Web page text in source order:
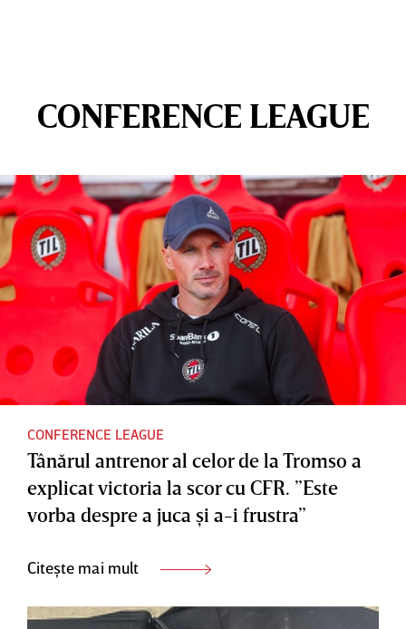
CONFERENCE LEAGUE
CONFERENCE LEAGUE
Tânărul antrenor al celor de la Tromso a
explicat victoria la scor cu CFR. ”Este
vorba despre a juca şi a-i frustra”
Citește mai mult